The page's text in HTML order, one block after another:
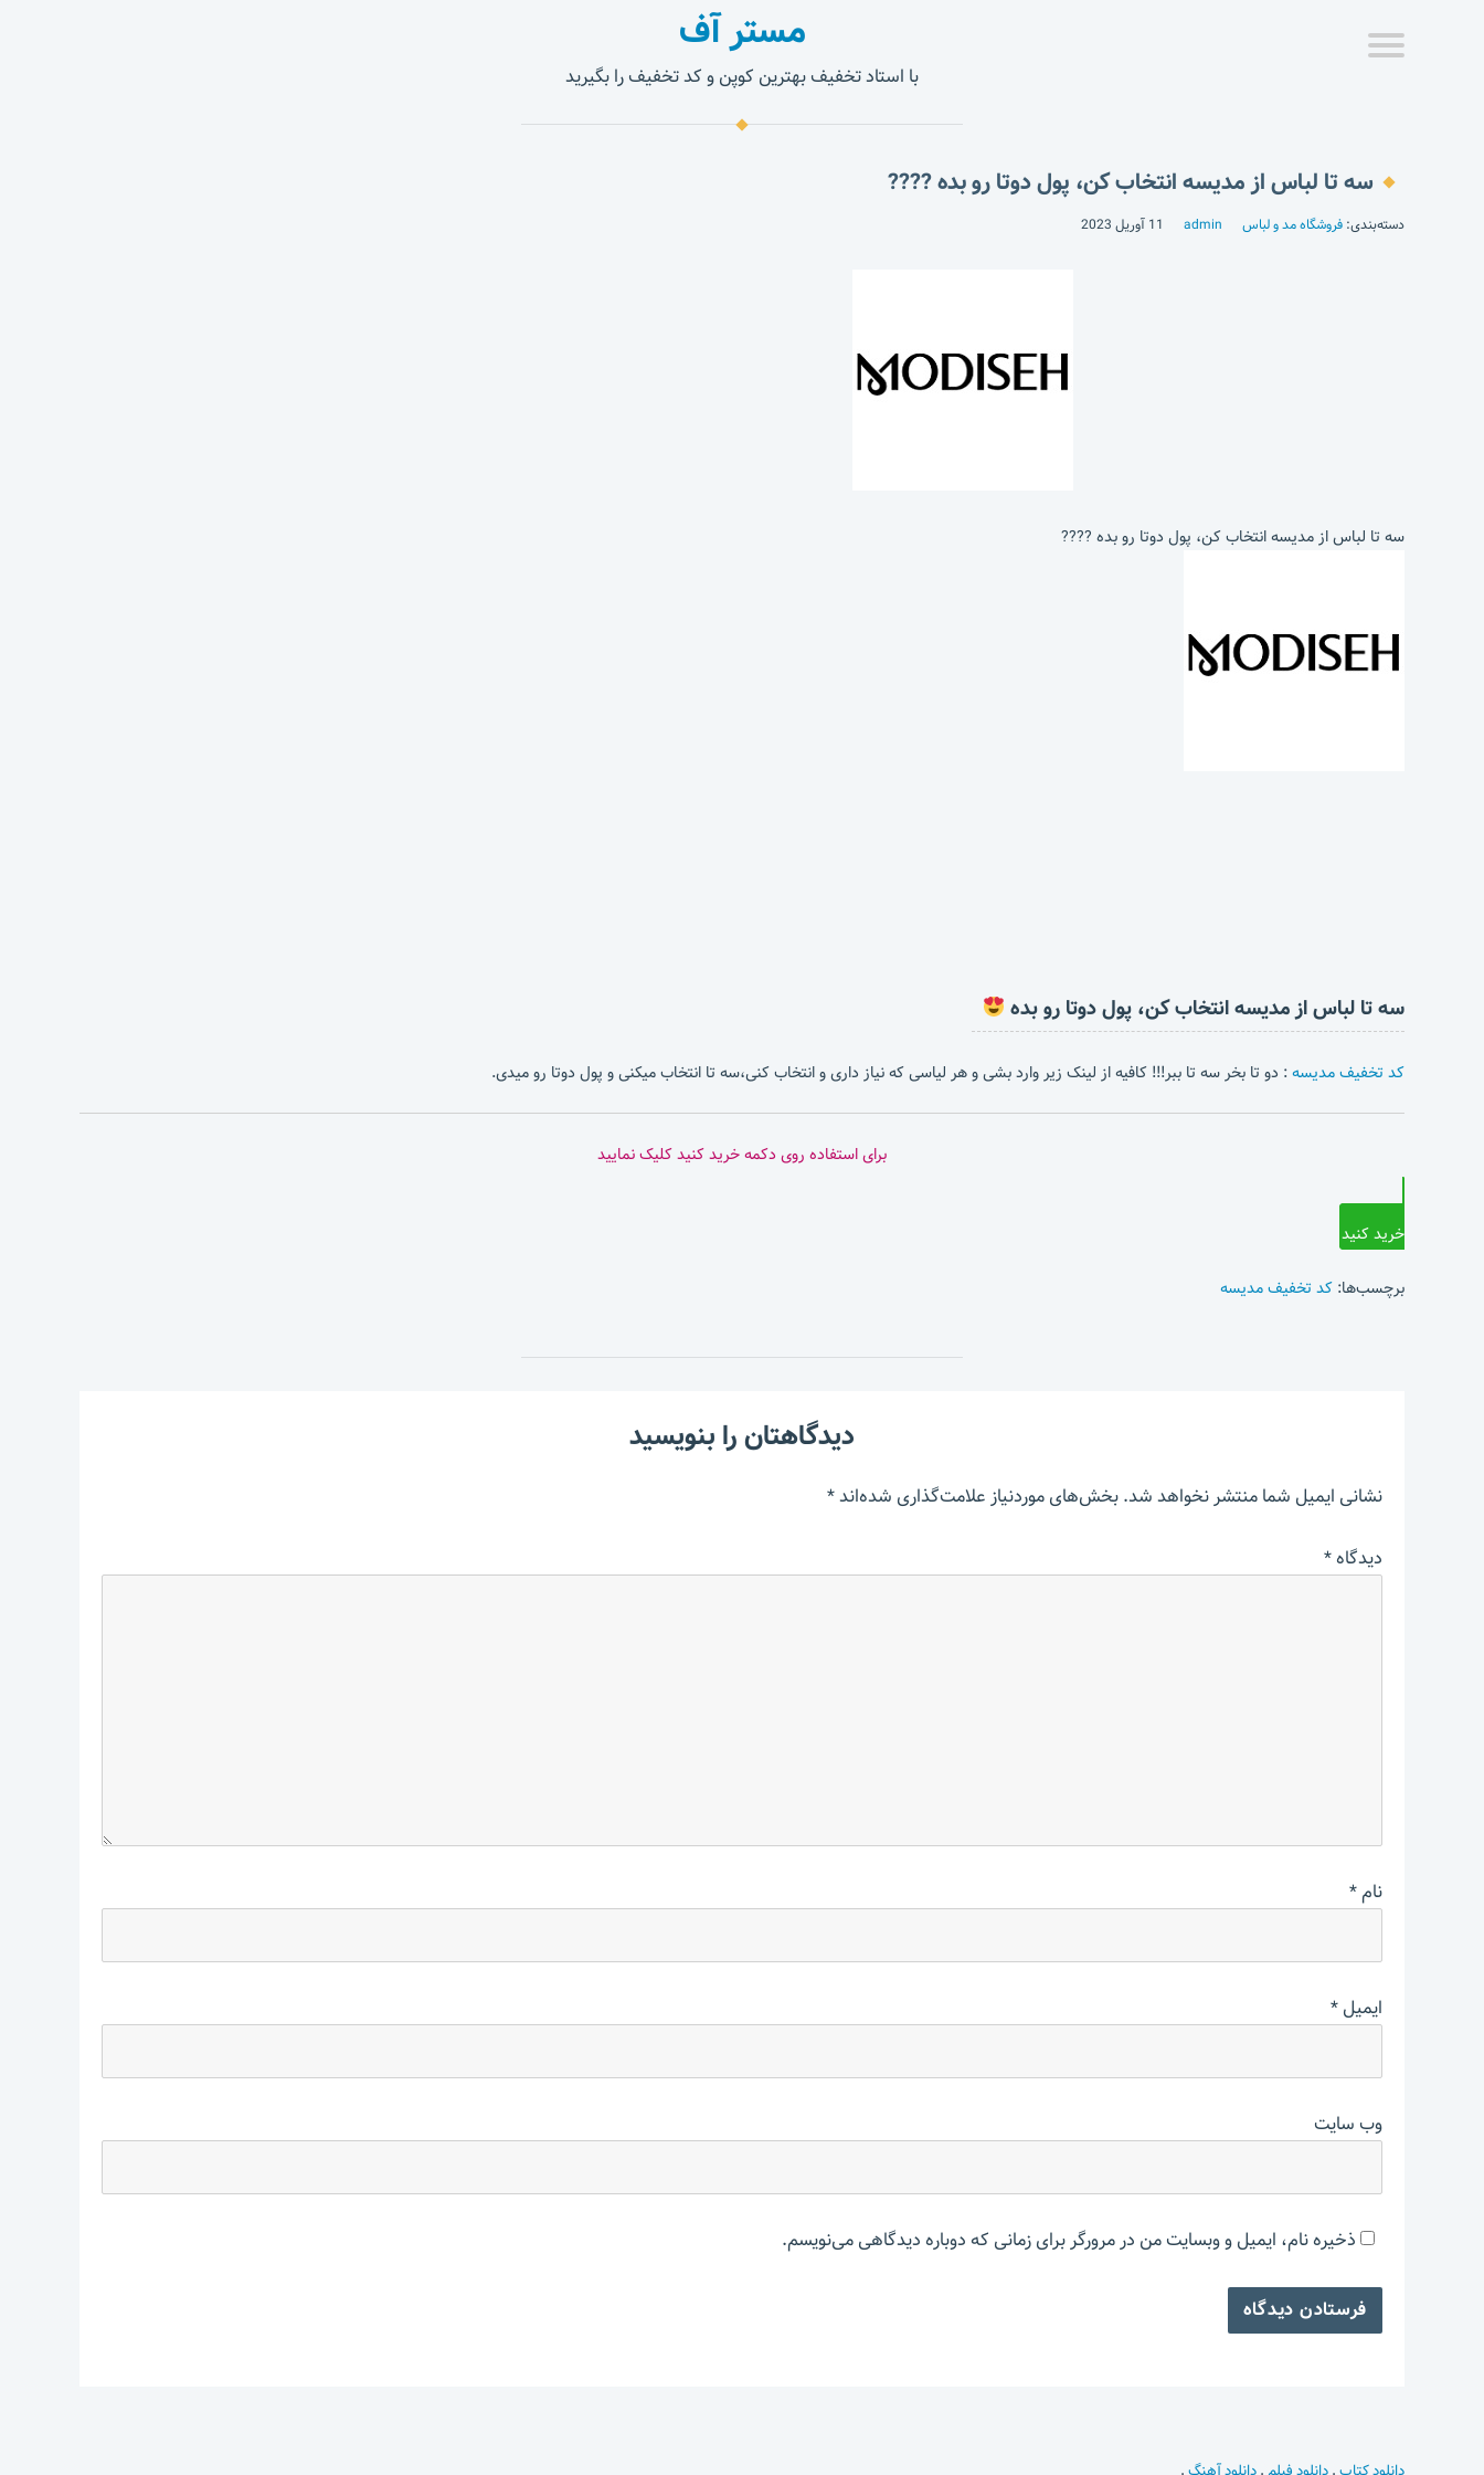
مستر آف
با استاد تخفیف بهترین کوپن و کد تخفیف را بگیرید
سه تا لباس از مدیسه انتخاب کن، پول دوتا رو بده ????
دسته‌بندی: فروشگاه مد و لباس admin 11 آوریل 2023
سه تا لباس از مدیسه انتخاب کن، پول دوتا رو بده ????
سه تا لباس از مدیسه انتخاب کن، پول دوتا رو بده
کد تخفیف مدیسه: دو تا بخر سه تا ببر!!! کافیه از لینک زیر وارد بشی و هر لیاسی که نیاز داری و انتخاب کنی،سه تا انتخاب میکنی و پول دوتا رو میدی.
برای استفاده روی دکمه خرید کنید کلیک نمایید
خرید کنید
برچسب‌ها: کد تخفیف مدیسه
دیدگاهتان را بنویسید
نشانی ایمیل شما منتشر نخواهد شد.بخش‌های موردنیاز علامت‌گذاری شده‌اند*
دیدگاه*
نام*
ایمیل*
وب‌ سایت
ذخیره نام، ایمیل و وبسایت من در مرورگر برای زمانی که دوباره دیدگاهی می‌نویسم.
دانلود کتاب.دانلود فیلم .دانلود آهنگ.